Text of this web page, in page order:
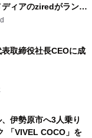
ィアのziredがランキ
取締役社長CEOに成
伊勢原市へ3人乗り
「VIVEL COCO」を